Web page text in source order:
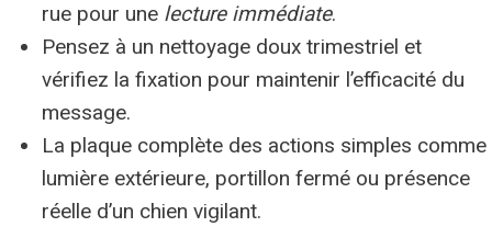
rue pour une lecture immédiate.
Pensez à un nettoyage doux trimestriel et
vérifiez la fixation pour maintenir l’efficacité du
message.
La plaque complète des actions simples comme
lumière extérieure, portillon fermé ou présence
réelle d’un chien vigilant.